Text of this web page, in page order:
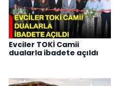
Evciler TOKİ Camii
dualarla ibadete açıldı